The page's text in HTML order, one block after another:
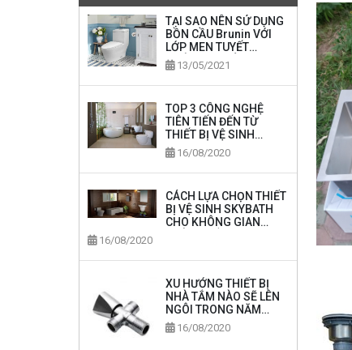
TẠI SAO NÊN SỬ DỤNG
BỒN CẦU Brunin VỚI
LỚP MEN TUYẾT
KHÁNG KHUẨN
13/05/2021
TOP 3 CÔNG NGHỆ
TIÊN TIẾN ĐẾN TỪ
THIẾT BỊ VỆ SINH
SKYBATH
16/08/2020
CÁCH LỰA CHỌN THIẾT
BỊ VỆ SINH SKYBATH
CHO KHÔNG GIAN
16/08/2020
XU HƯỚNG THIẾT BỊ
NHÀ TẮM NÀO SẼ LÊN
NGÔI TRONG NĂM
2020
16/08/2020